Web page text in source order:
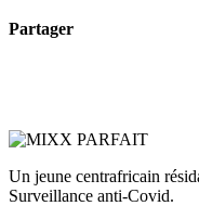
Partager
Un jeune centrafricain
Surveillance anti-Covid.